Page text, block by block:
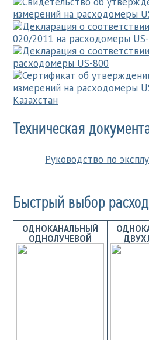
Техническая
Руководство по
Быстрый выбор
ОДНОКАНАЛЬНЫЙ
ОДНОЛУЧЕВОЙ